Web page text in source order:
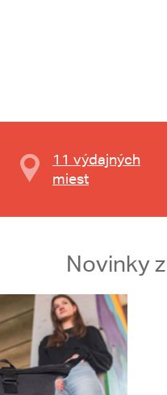
11 výdajných
miest
Novinky